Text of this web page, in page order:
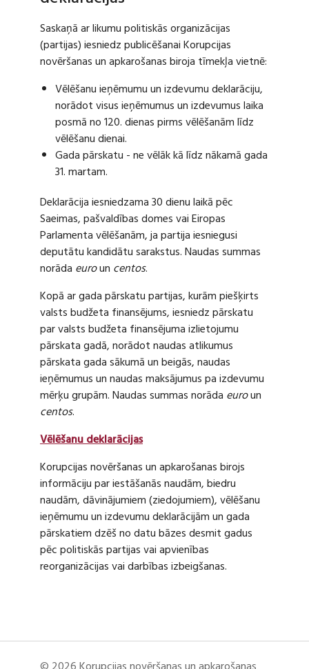
Saskaņā ar likumu politiskās organizācijas
(partijas) iesniedz publicēšanai Korupcijas
novēršanas un apkarošanas biroja tīmekļa vietnē:
Vēlēšanu ieņēmumu un izdevumu deklarāciju,
norādot visus ieņēmumus un izdevumus laika
posmā no 120. dienas pirms vēlēšanām līdz
vēlēšanu dienai.
Gada pārskatu - ne vēlāk kā līdz nākamā gada
31. martam.
Deklarācija iesniedzama 30 dienu laikā pēc
Saeimas, pašvaldības domes vai Eiropas
Parlamenta vēlēšanām, ja partija iesniegusi
deputātu kandidātu sarakstus. Naudas summas
norāda euroun centos.
Kopā ar gada pārskatu partijas, kurām piešķirts
valsts budžeta finansējums, iesniedz pārskatu
par valsts budžeta finansējuma izlietojumu
pārskata gadā, norādot naudas atlikumus
pārskata gada sākumā un beigās, naudas
ieņēmumus un naudas maksājumus pa izdevumu
mērķu grupām. Naudas summas norāda euroun
centos.
Vēlēšanu deklarācijas
Korupcijas novēršanas un apkarošanas birojs
informāciju par iestāšanās naudām, biedru
naudām, dāvinājumiem (ziedojumiem), vēlēšanu
ieņēmumu un izdevumu deklarācijām un gada
pārskatiem dzēš no datu bāzes desmit gadus
pēc politiskās partijas vai apvienības
reorganizācijas vai darbības izbeigšanas.